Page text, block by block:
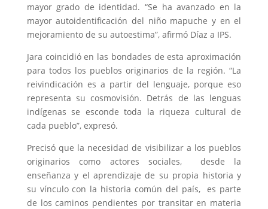
mayor grado de identidad. “Se ha avanzado en la
mayor autoidentificación del niño mapuche y en el
mejoramiento de su autoestima”, afirmó Díaz a IPS.
Jara coincidió en las bondades de esta aproximación
para todos los pueblos originarios de la región. “La
reivindicación es a partir del lenguaje, porque eso
representa su cosmovisión. Detrás de las lenguas
indígenas se esconde toda la riqueza cultural de
cada pueblo”, expresó.
Precisó que la necesidad de visibilizar a los pueblos
originarios como actores sociales, desde la
enseñanza y el aprendizaje de su propia historia y
su vínculo con la historia común del país, es parte
de los caminos pendientes por transitar en materia